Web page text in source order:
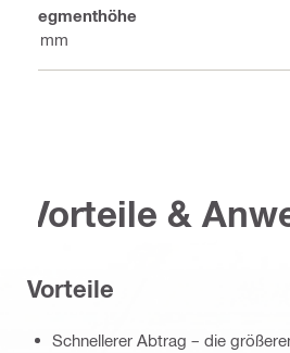
Segmenthöhe
5 mm
Vorteile &
Vorteile
Schnellerer Abtrag – die